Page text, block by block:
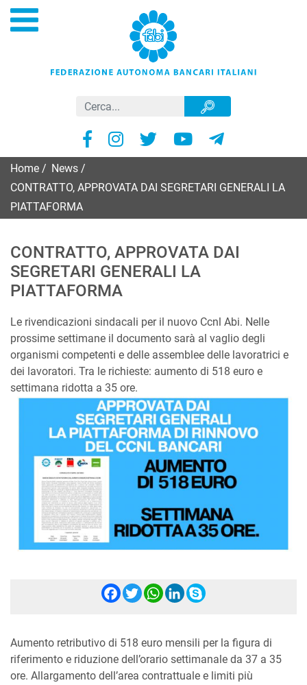
Home News
CONTRATTO, APPROVATA DAI SEGRETARI GENERALI LA
PIATTAFORMA
CONTRATTO, APPROVATA DAI
SEGRETARI GENERALI LA
PIATTAFORMA
Le rivendicazioni sindacali per il nuovo Ccnl Abi. Nelle
prossime settimane il documento sarà al vaglio degli
organismi competenti e delle assemblee delle lavoratrici e
dei lavoratori. Tra le richieste: aumento di 518 euro e
settimana ridotta a 35 ore.
Facebook
Twitter
WhatsApp
LinkedIn
Skype
Aumento retributivo di 518 euro mensili per la figura di
riferimento e riduzione dell’orario settimanale da 37 a 35
ore. Allargamento dell’area contrattuale e limiti più